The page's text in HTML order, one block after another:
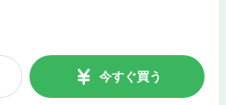
今すぐ買う